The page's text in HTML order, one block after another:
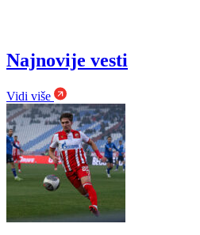
Najnovije vesti
Vidi više